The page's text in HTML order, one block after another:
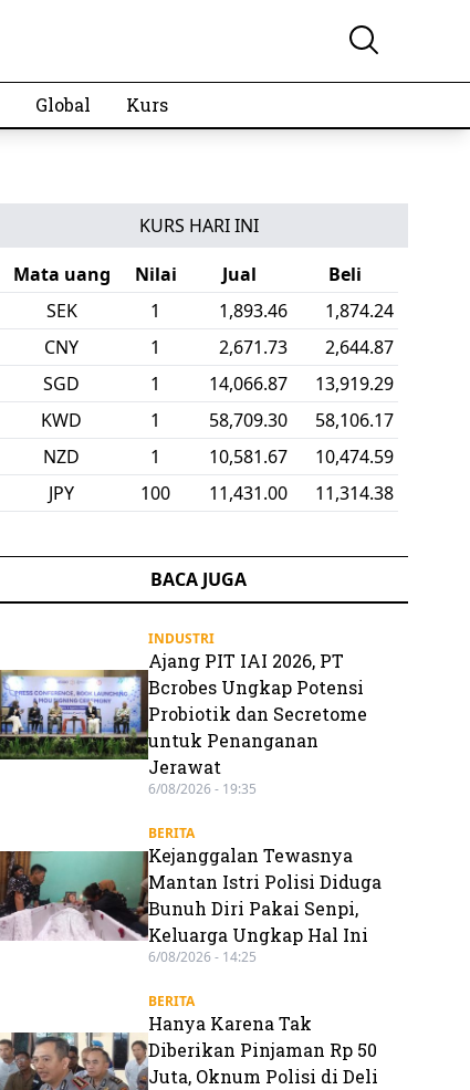
Global Kurs
KURS HARI INI
Mata uang
Nilai Jual
Beli
SEK
1 1,893.46
1,874.24
CNY
1 2,671.73
2,644.87
SGD
1 14,066.87
13,919.29
KWD
1 58,709.30
58,106.17
NZD
1 10,581.67
10,474.59
JPY
100 11,431.00 11,314.38
BACA JUGA
INDUSTRI
Ajang PIT IAI 2026, PT
Bcrobes Ungkap Potensi
Probiotik dan Secretome
untuk Penanganan
Jerawat
6/08/2026 - 19:35
BERITA
Kejanggalan Tewasnya
Mantan Istri Polisi Diduga
Bunuh Diri Pakai Senpi,
Keluarga Ungkap Hal Ini
6/08/2026 - 14:25
BERITA
Hanya Karena Tak
Diberikan Pinjaman Rp 50
Juta, Oknum Polisi di Deli